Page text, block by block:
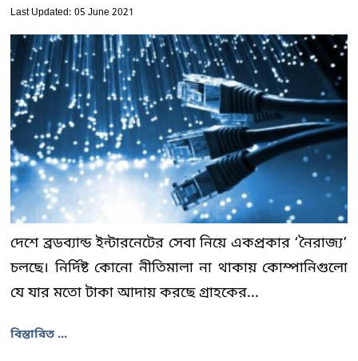
Last Updated: 05 June 2021
দেশে ব্রডব্যান্ড ইন্টারনেটের সেবা নিয়ে একপ্রকার ‘নৈরাজ্য’
চলছে। নির্দিষ্ট কোনো নীতিমালা না থাকায় কোম্পানিগুলো
যে যার মতো টাকা আদায় করছে গ্রাহকের...
বিস্তারিত ...